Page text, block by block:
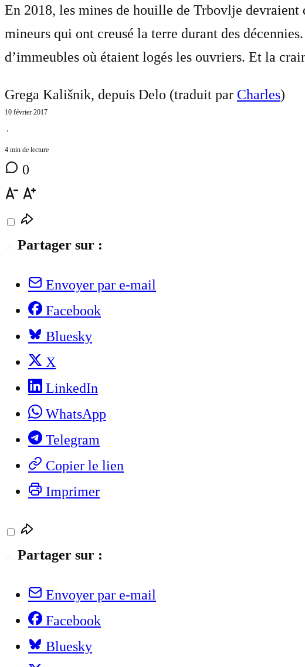
En 2018, les mines de houille de Trbovlje
mineurs qui ont creusé la terre durant des
d’immeubles où étaient logés les ouvriers. Et la
Grega Kališnik, depuis Delo (traduit par Charles)
10 février 2017
⋅
4 min de lecture
0
Partager sur :
Envoyer par e-mail
Facebook
Bluesky
X
LinkedIn
WhatsApp
Telegram
Copier le lien
Imprimer
Partager sur :
Envoyer par e-mail
Facebook
Bluesky